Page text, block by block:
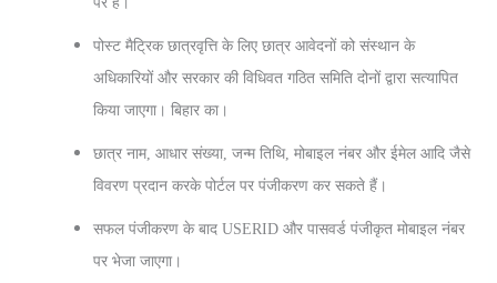
पोस्ट मैट्रिक छात्रवृत्ति के लिए छात्र आवेदनों को संस्थान के
अधिकारियों और सरकार की विधिवत गठित समिति दोनों द्वारा सत्यापित
किया जाएगा। बिहार का।
छात्र नाम, आधार संख्या, जन्म तिथि, मोबाइल नंबर और ईमेल आदि जैसे
विवरण प्रदान करके पोर्टल पर पंजीकरण कर सकते हैं।
सफल पंजीकरण के बाद USERID और पासवर्ड पंजीकृत मोबाइल नंबर
पर भेजा जाएगा।